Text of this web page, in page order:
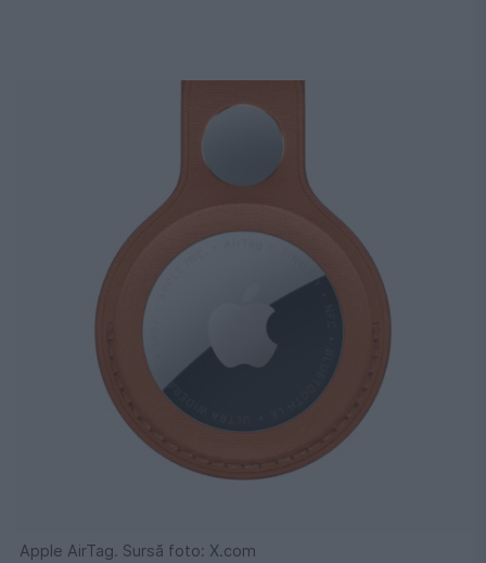
Apple AirTag. Sursă foto: X.com